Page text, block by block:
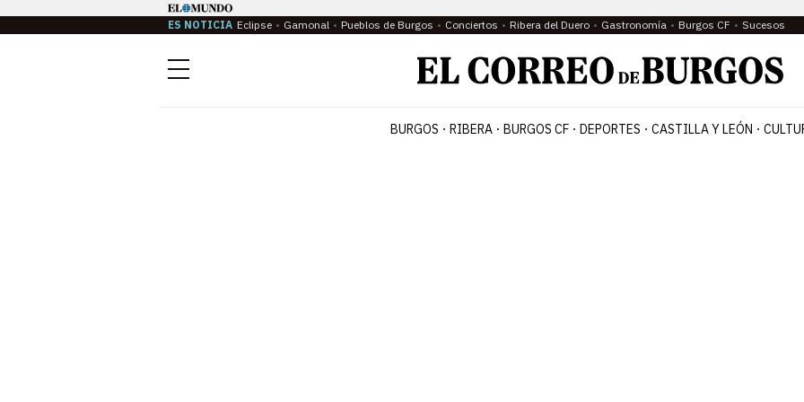
ES NOTICIA Eclipse Gamonal Pueblos de Burgos Conciertos Ribera del Duero Gastronomía Burgos CF Sucesos
Menú
BURGOS RIBERA BURGOS CF DEPORTES CASTILLA Y LEÓN